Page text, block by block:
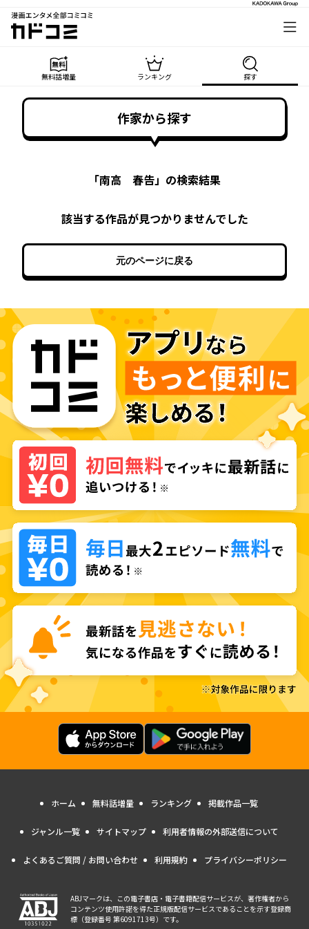
漫画エンタメ全部コミコミ
カドコミ
無料話増量 ランキング 探す
作家から探す
「南高 春告」の検索結果
該当する作品が見つかりませんでした
元のページに戻る
ホーム 無料話増量 ランキング 掲載作品一覧
ジャンル一覧 サイトマップ 利用者情報の外部送信について
よくあるご質問 / お問い合わせ 利用規約 プライバシーポリシー
ABJマークは、この電子書店・電子書籍配信サービスが、著作権者から
コンテンツ使用許諾を得た正規版配信サービスであることを示す登録商
標（登録番号 第6091713号）です。